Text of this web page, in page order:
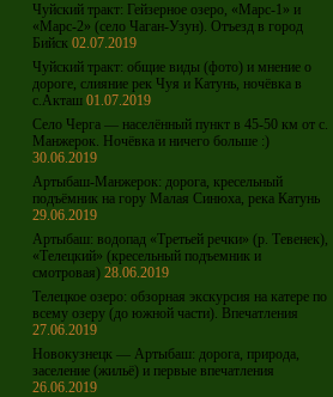
Чуйский тракт: Гейзерное озеро, «Марс-1» и
«Марс-2» (село Чаган-Узун). Отъезд в город
Бийск 02.07.2019
Чуйский тракт: общие виды (фото) и мнение о
дороге, слияние рек Чуя и Катунь, ночёвка в
с.Акташ 01.07.2019
Село Черга — населённый пункт в 45-50 км от с.
Манжерок. Ночёвка и ничего больше :)
30.06.2019
Артыбаш-Манжерок: дорога, кресельный
подъёмник на гору Малая Синюха, река Катунь
29.06.2019
Артыбаш: водопад «Третьей речки» (р. Тевенек),
«Телецкий» (кресельный подъемник и
смотровая) 28.06.2019
Телецкое озеро: обзорная экскурсия на катере по
всему озеру (до южной части). Впечатления
27.06.2019
Новокузнецк — Артыбаш: дорога, природа,
заселение (жильё) и первые впечатления
26.06.2019